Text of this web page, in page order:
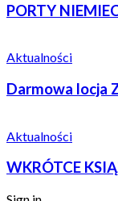
PORTY
Aktualności
Darmowa locja
Aktualności
WKRÓTCE